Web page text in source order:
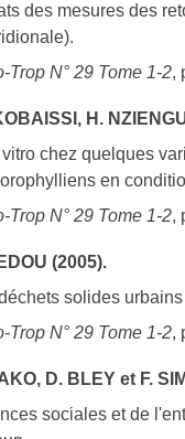
des mesures des
Trop N° 29 Tome 1-2,
H.
chez quelques
en
Trop N° 29 Tome 1-2,
(2005).
solides
Trop N° 29 Tome 1-2,
D. BLEY et F.
sociales et de